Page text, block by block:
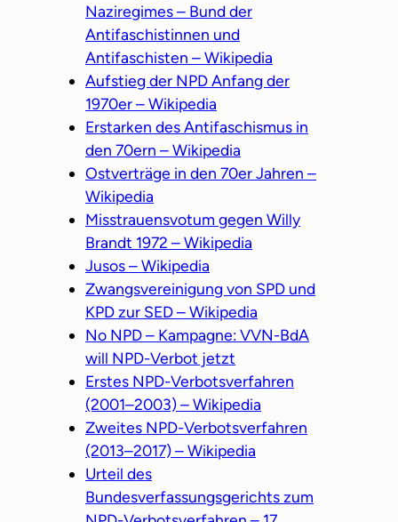
Naziregimes – Bund der
Antifaschistinnen und
Antifaschisten – Wikipedia
Aufstieg der NPD Anfang der
1970er – Wikipedia
Erstarken des Antifaschismus in
den 70ern – Wikipedia
Ostverträge in den 70er Jahren –
Wikipedia
Misstrauensvotum gegen Willy
Brandt 1972 – Wikipedia
Jusos – Wikipedia
Zwangsvereinigung von SPD und
KPD zur SED – Wikipedia
No NPD – Kampagne: VVN-BdA
will NPD-Verbot jetzt
Erstes NPD-Verbotsverfahren
(2001–2003) – Wikipedia
Zweites NPD-Verbotsverfahren
(2013–2017) – Wikipedia
Urteil des
Bundesverfassungsgerichts zum